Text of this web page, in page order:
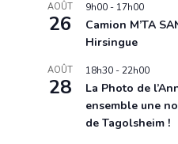
AOÛT
26
9h00 - 17h00
Camion M’TA
Hirsingue
AOÛT
28
18h30 -22h00
La Photo de
ensemble une
de Tagolsheim !